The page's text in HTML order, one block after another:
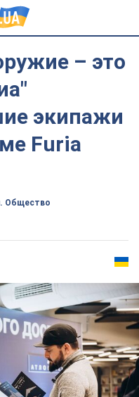
– это
экипажи
Furia
Общество